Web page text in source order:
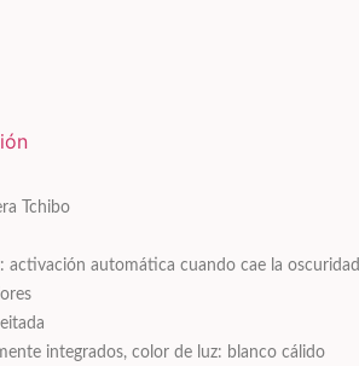
Tchibo
activación automática cuando cae la oscuridad
integrados, color de luz: blanco cálido